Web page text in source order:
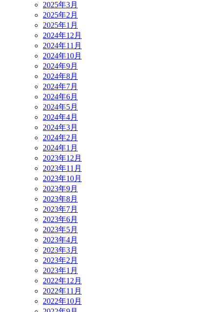
2025年3月
2025年2月
2025年1月
2024年12月
2024年11月
2024年10月
2024年9月
2024年8月
2024年7月
2024年6月
2024年5月
2024年4月
2024年3月
2024年2月
2024年1月
2023年12月
2023年11月
2023年10月
2023年9月
2023年8月
2023年7月
2023年6月
2023年5月
2023年4月
2023年3月
2023年2月
2023年1月
2022年12月
2022年11月
2022年10月